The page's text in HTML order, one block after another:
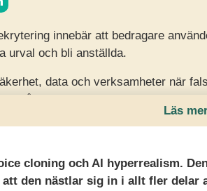
innebär att bedragare
urval och bli anställda.
data och verksamheter när
svårare att upptäcka.
stärka verifiering,
Läs
cloning och AI hyperrealism.
att den nästlar sig in i allt fler